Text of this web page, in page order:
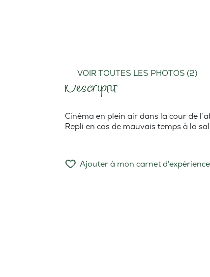
VOIR TOUTES LES PHOTOS (2)
Descriptif
Cinéma en plein air dans la cour de
Repli en cas de mauvais temps à la
Ajouter à mon carnet